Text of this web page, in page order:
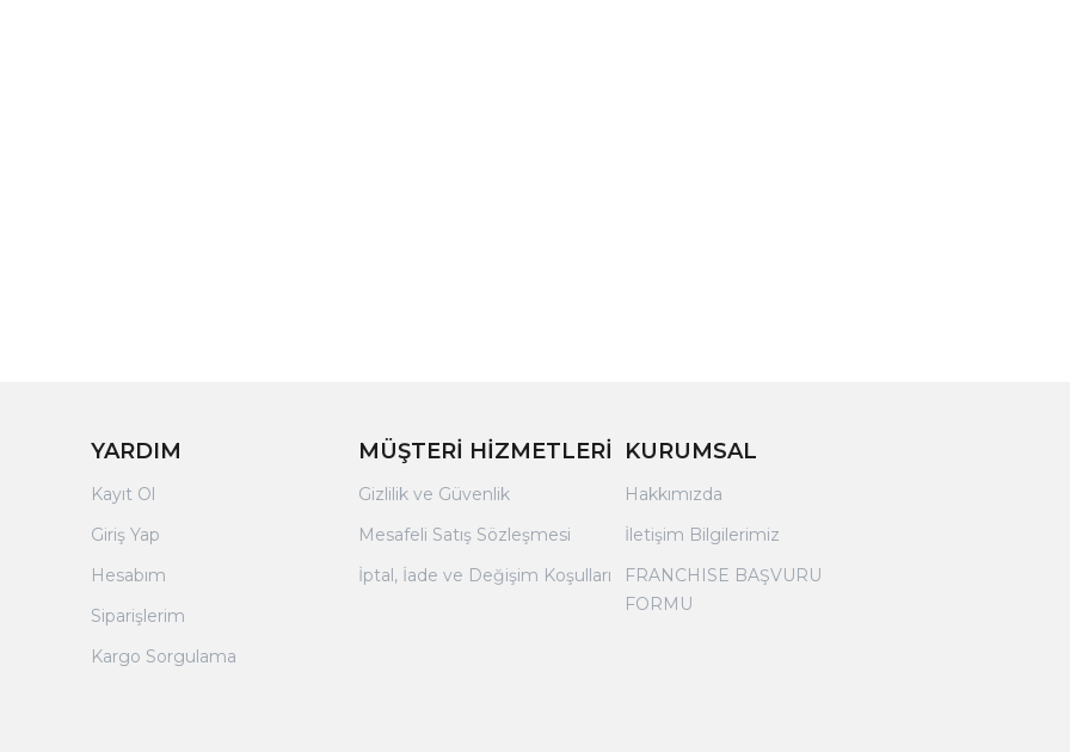
YARDIM
Kayıt Ol
Giriş Yap
Hesabım
Siparişlerim
Kargo Sorgulama
MÜŞTERİ HİZMETLERİ
Gizlilik ve Güvenlik
Mesafeli Satış Sözleşmesi
İptal, İade ve Değişim Koşulları
KURUMSAL
Hakkımızda
İletişim Bilgilerimiz
FRANCHISE BAŞVURU
FORMU